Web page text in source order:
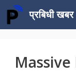
Skip
content
प्रबिधी खबर